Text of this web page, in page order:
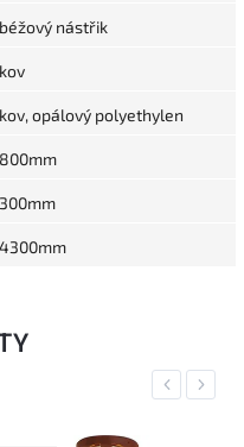
béžový nástřik
kov
kov, opálový polyethylen
800mm
300mm
4300mm
Previous
Next